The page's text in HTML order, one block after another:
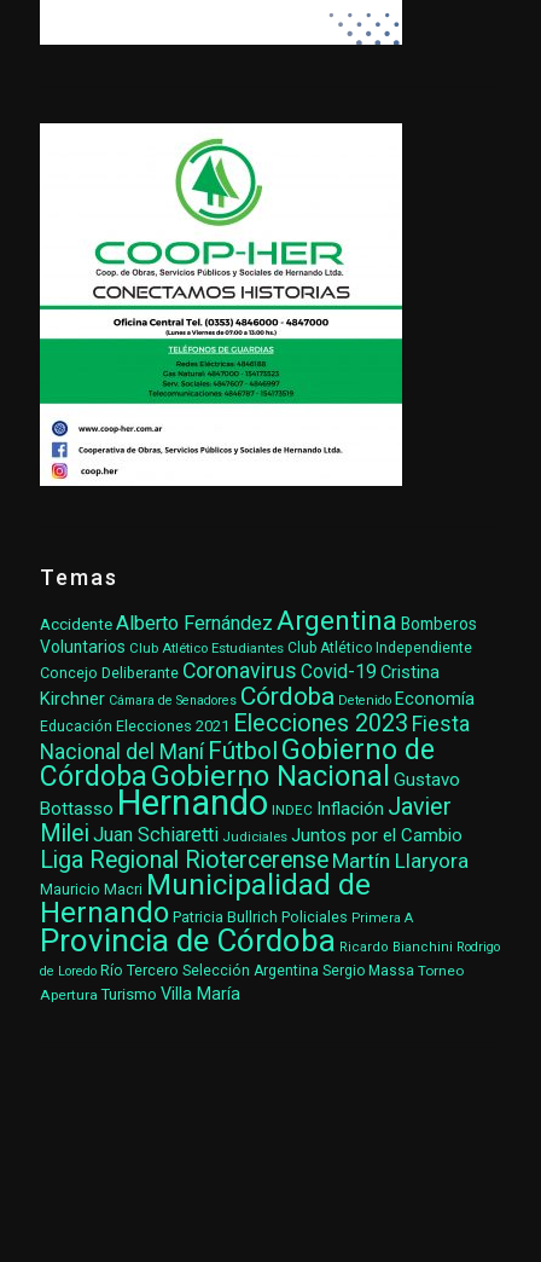
Temas
AccidenteAlberto Fernández Argentina Bomberos
Voluntarios Club Atlético Estudiantes Club Atlético Independiente
Concejo Deliberante Coronavirus Covid-19 Cristina
Kirchner Cámara de Senadores Córdoba Detenido Economía
Educación Elecciones 2021 Elecciones 2023 Fiesta
Nacional del Maní Fútbol Gobierno de
CórdobaGobierno Nacional Gustavo
Bottasso Hernando INDEC Inflación Javier
Milei Juan Schiaretti Judiciales Juntos por el Cambio
Liga Regional Riotercerense Martín Llaryora
Mauricio Macri Municipalidad de
Hernando Patricia Bullrich Policiales Primera A
Provincia de Córdoba Ricardo Bianchini Rodrigo
de Loredo Río Tercero Selección Argentina Sergio Massa Torneo
Apertura Turismo Villa María